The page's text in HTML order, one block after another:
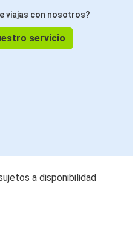
viajas con nosotros?
servicio
a disponibilidad